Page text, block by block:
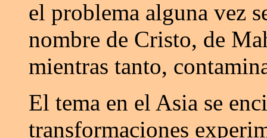
el problema alguna vez
nombre de Cristo, de
mientras tanto,
El tema en el Asia se
transformaciones